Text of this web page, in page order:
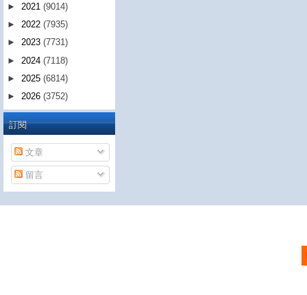
► 2021 (9014)
► 2022 (7935)
► 2023 (7731)
► 2024 (7118)
► 2025 (6814)
► 2026 (3752)
訂閱
文章
留言